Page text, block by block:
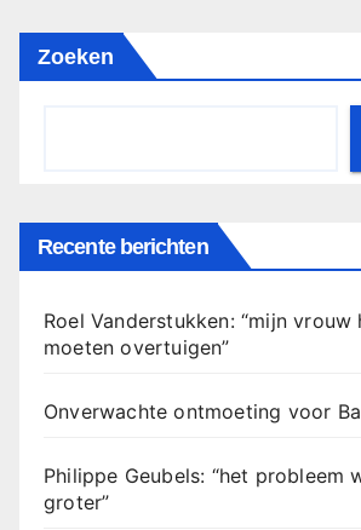
Zoeken
Recente berichten
Roel Vanderstukken: “mijn vrouw
moeten overtuigen”
Onverwachte ontmoeting voor
Philippe Geubels: “het probleem
groter”